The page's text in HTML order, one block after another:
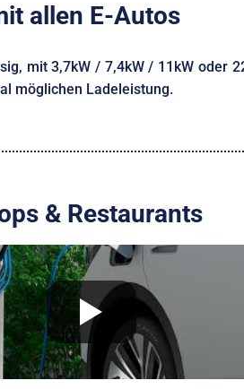
allen E-Autos
mit 3,7kW / 7,4kW / 11kW oder
möglichen Ladeleistung.
& Restaurants